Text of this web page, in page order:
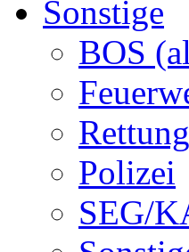
Sonstige
BOS
Polizei
SEG/